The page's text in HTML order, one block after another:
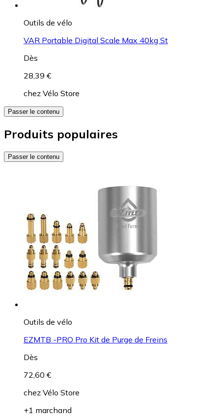
Outils de vélo
VAR Portable Digital Scale Max 40kg St
Dès
28,39 €
chez Vélo Store
Passer le contenu
Produits populaires
Passer le contenu
Outils de vélo
EZMTB -PRO Pro Kit de Purge de Freins
Dès
72,60 €
chez Vélo Store
+1 marchand